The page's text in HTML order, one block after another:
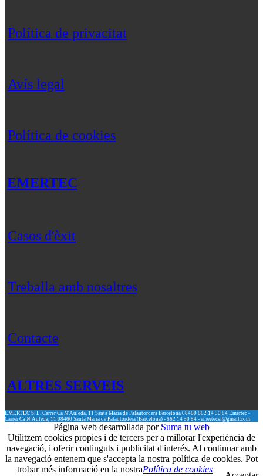
Política de privacitat
Avís legal
Política de cookies
EMERTEC
Casos d'èxit
Treballa amb nosaltres
Contacte
ALTRES SERVEIS
EMERTEC S. L. Carrer Ca N'Auleda, 11 Santa Maria de Palautordera Barcelona 08460 662 14 50 84 Emertec -
Carrer Ca N'Auleda, 11 08460 Santa Maria de Palautordera (Barcelona) - 662 14 50 84 - emertecsl@gmail.com
Página web desarrollada por Suma tu web
Utilitzem cookies propies i de tercers per a millorar l'experiència de
navegació, i oferir continguts i publicitat d'interés. Al continuar amb
la navegació entenem que s'accepta la nostra política de cookies. Pot
trobar més informació en la nostraPolítica de cookies